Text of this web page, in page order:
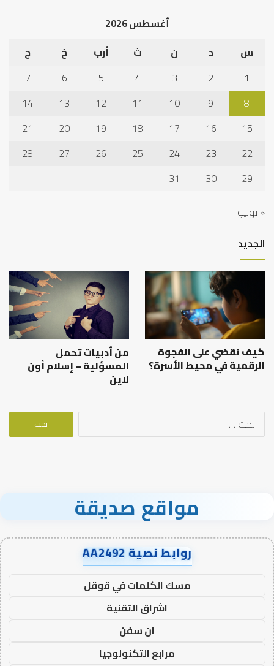
أغسطس 2026
س
د ن ث أرب خ
ج
1
2
3
4
5
6
7
8
9
10
11
12
13
14
15
16
17
18
19
20
21
22
23
24
25
26
27
28
29
30
31
« يوليو
الجديد
كيف نقضي على الفجوة
الرقمية في محيط الأسرة؟
من أدبيات تحمل
المسؤلية – إسلام أون
لاين
البحث
مواقع صديقة
روابط نصية AA2492
مسك الكلمات في قوقل
اشراق التقنية
ان سفن
مرابع التكنولوجيا